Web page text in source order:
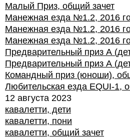
Малый Приз, общий зачет
Манежная езда №1.2, 2016
Манежная езда №1.2, 2016
Манежная езда №1.2, 2016
Предварительный приз А
Предварительный приз А
Командный приз (юноши),
Любительская езда EQUI-1,
12 августа 2023
кавалетти, дети
кавалетти, пони
кавалетти, общий зачет